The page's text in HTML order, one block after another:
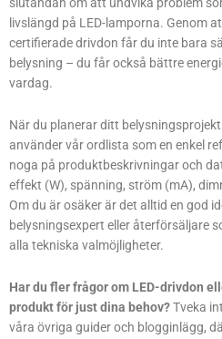
slutändan om att undvika problem
livslängd på LED-lamporna. Genom
certifierade drivdon får du inte bara
belysning – du får också bättre
vardag.
När du planerar ditt
använder vår ordlista som en enkel
noga på produktbeskrivningar och
effekt (W), spänning, ström (mA),
Om du är osäker är det alltid en god
belysningsexpert eller återförsäljare
alla tekniska valmöjligheter.
Har du fler frågor om LED-drivdon
produkt för just dina behov?Tveka
våra övriga guider och blogginlägg,